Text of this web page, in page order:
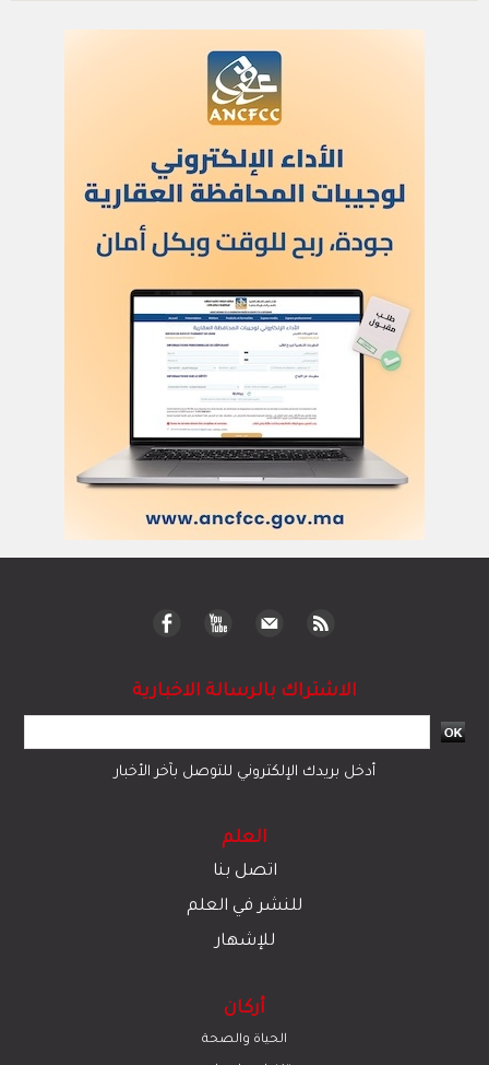
الاشتراك بالرسالة الاخبارية
أدخل بريدك الإلكتروني للتوصل بآخر الأخبار
العلم
اتصل بنا
للنشر في العلم
للإشهار
أركان
الحياة والصحة